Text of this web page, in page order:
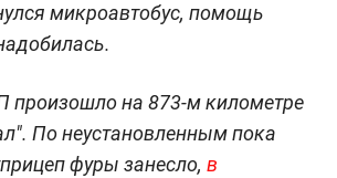
микроавтобус, помощь
на 873-м километре
По неустановленным пока
фуры занесло, в